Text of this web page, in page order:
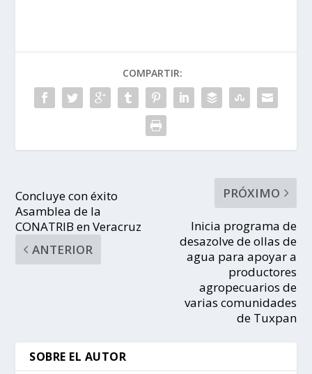
COMPARTIR:
Concluye con éxito
Asamblea de la
CONATRIB en Veracruz
ANTERIOR
PRÓXIMO
Inicia programa de
desazolve de ollas de
agua para apoyar a
productores
agropecuarios de
varias comunidades
de Tuxpan
SOBRE EL AUTOR